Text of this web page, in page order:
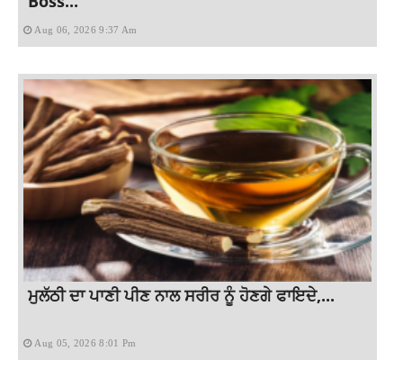
Aug 06, 2026 9:37 Am
ਮੁਲੱਠੀ ਦਾ ਪਾਣੀ ਪੀਣ ਨਾਲ ਸਰੀਰ ਨੂੰ ਹੋਣਗੇ ਫਾਇਦੇ,...
Aug 05, 2026 8:01 Pm